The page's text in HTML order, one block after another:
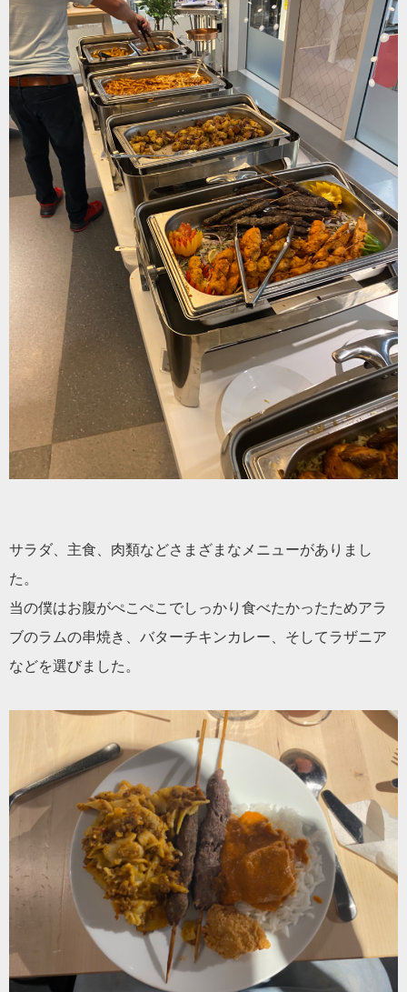
サラダ、主食、肉類などさまざまなメニューがありまし
た。
当の僕はお腹がぺこぺこでしっかり食べたかったためアラ
ブのラムの串焼き、バターチキンカレー、 そしてラザニア
などを選びました。